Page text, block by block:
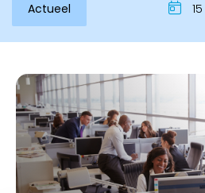
Inloggen
Actueel